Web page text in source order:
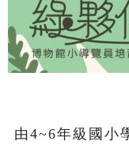
由4~6年級國小